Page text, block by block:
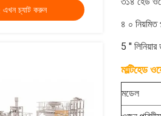
এখন চ্যাট করুন
৪ ০ নিয়মিত
5 ′′
মাল্টিহেড
মডেল